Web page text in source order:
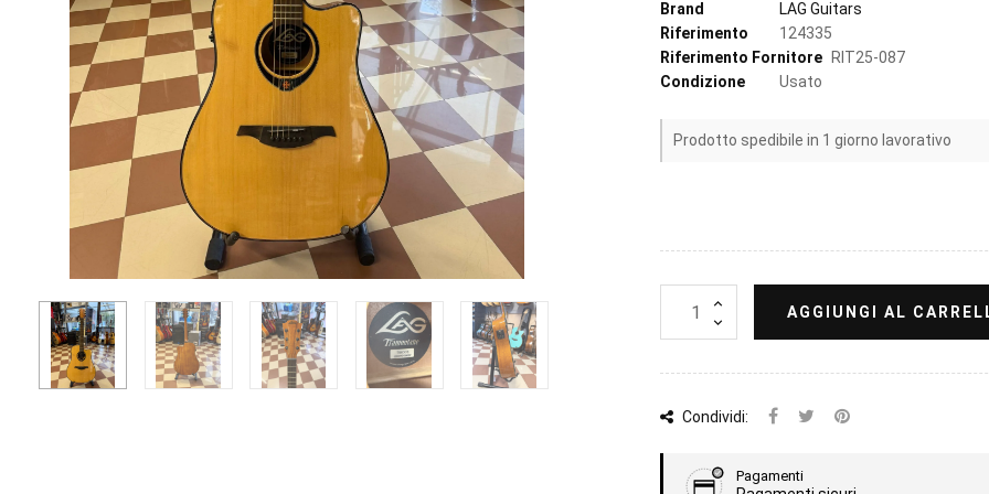
Brand
LAG Guitars
Riferimento
124335
Riferimento Fornitore
RIT25-087
Condizione
Usato
Prodotto spedibile in 1 giorno lavorativo
AGGIUNGI AL
Condividi:
Pagamenti